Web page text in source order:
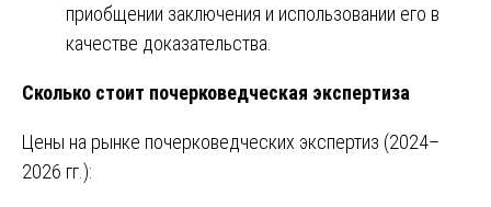
приобщении заключения и использовании его в
качестве доказательства.
Сколько стоит почерковедческая экспертиза
Цены на рынке почерковедческих экспертиз (2024–
2026 гг.):